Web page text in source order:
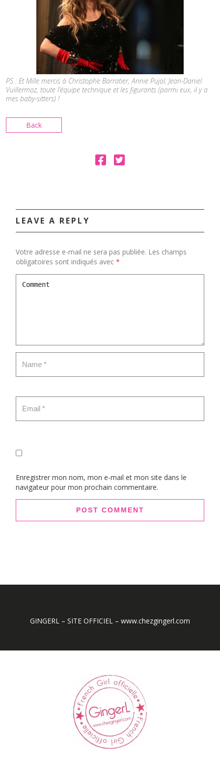
PS : Et Mille mercis à Christophe Barratier, Annie Pujol, Jean-Daniel
Vuillermoz, toute l’équipe technique et les figurants (parmi eux, il y a
mes baby-sitters) !
Back
LEAVE A REPLY
Votre adresse e-mail ne sera pas publiée. Les champs
obligatoires sont indiqués avec *
Enregistrer mon nom, mon e-mail et mon site dans le
navigateur pour mon prochain commentaire.
GINGERL – SITE OFFICIEL – www.chezgingerl.com